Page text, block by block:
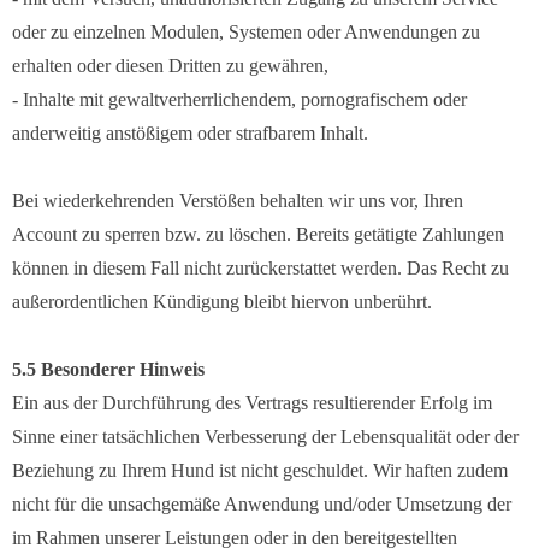
oder zu einzelnen Modulen, Systemen oder Anwendungen zu
erhalten oder diesen Dritten zu gewähren,
- Inhalte mit gewaltverherrlichendem, pornografischem oder
anderweitig anstößigem oder strafbarem Inhalt.
Bei wiederkehrenden Verstößen behalten wir uns vor, Ihren
Account zu sperren bzw. zu löschen. Bereits getätigte Zahlungen
können in diesem Fall nicht zurückerstattet werden. Das Recht zu
außerordentlichen Kündigung bleibt hiervon unberührt.
5.5 Besonderer Hinweis
Ein aus der Durchführung des Vertrags resultierender Erfolg im
Sinne einer tatsächlichen Verbesserung der Lebensqualität oder der
Beziehung zu Ihrem Hund ist nicht geschuldet. Wir haften zudem
nicht für die unsachgemäße Anwendung und/oder Umsetzung der
im Rahmen unserer Leistungen oder in den bereitgestellten